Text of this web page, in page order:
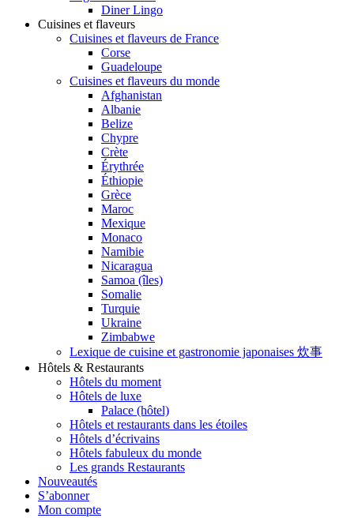
Diner Lingo
Cuisines et flaveurs
Cuisines et flaveurs de France
Corse
Guadeloupe
Cuisines et flaveurs du monde
Afghanistan
Albanie
Belize
Chypre
Crète
Érythrée
Éthiopie
Grèce
Maroc
Mexique
Monaco
Namibie
Nicaragua
Samoa (îles)
Somalie
Turquie
Ukraine
Zimbabwe
Lexique de cuisine et gastronomie japonaises 炊事
Hôtels & Restaurants
Hôtels du moment
Hôtels de luxe
Palace (hôtel)
Hôtels et restaurants dans les étoiles
Hôtels d’écrivains
Hôtels fabuleux du monde
Les grands Restaurants
Nouveautés
S’abonner
Mon compte